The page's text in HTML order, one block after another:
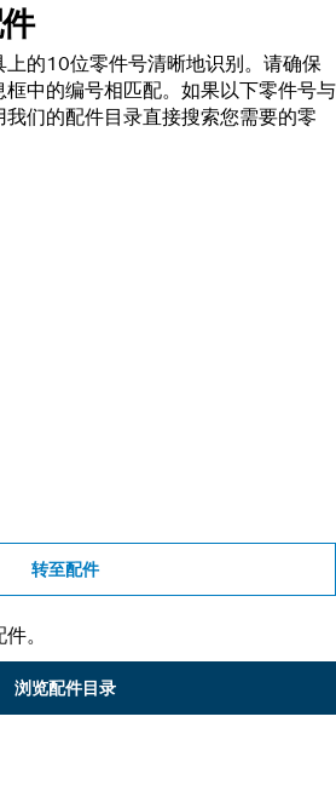
的10位零件号清晰地识别。请确保
中的编号相匹配。如果以下零件号与
们的配件目录直接搜索您需要的零
转至配件
。
浏览配件目录